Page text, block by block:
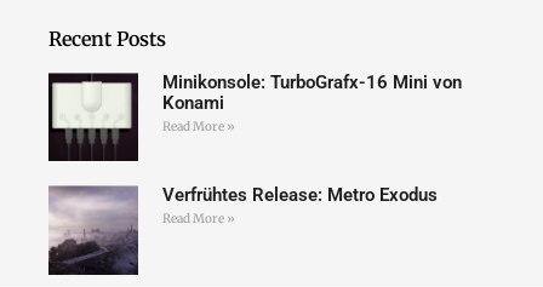
Recent Posts
Minikonsole: TurboGrafx-16 Mini von
Konami
Read More »
Verfrühtes Release: Metro Exodus
Read More »